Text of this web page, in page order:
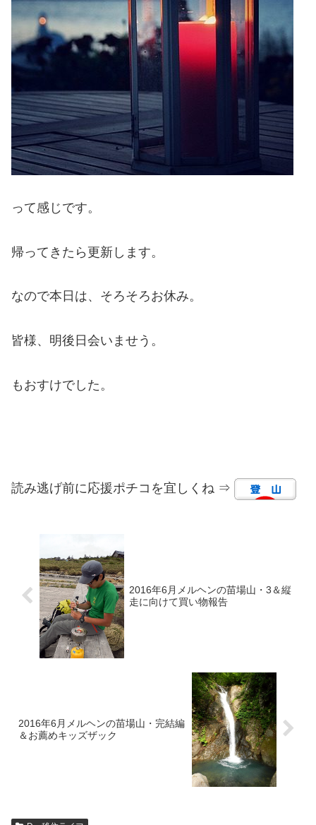
って感じです。
帰ってきたら更新します。
なので本日は、そろそろお休み。
皆様、明後日会いませう。
もおすけでした。
読み逃げ前に応援ポチコを宜しくね ⇒
2016年6月メルヘンの苗場山・3＆縦
走に向けて買い物報告
2016年6月メルヘンの苗場山・完結編
＆お薦めキッズザック